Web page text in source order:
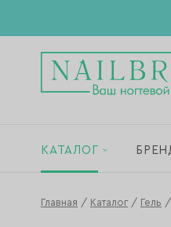
КАТАЛОГ
Главная / Каталог / Гель /